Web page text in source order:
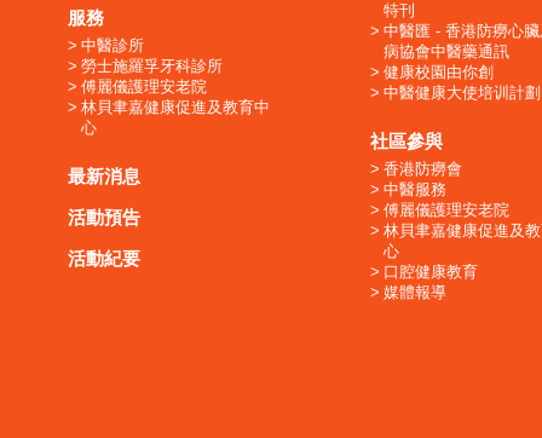
服務
中醫診所
勞士施羅孚牙科診所
傅麗儀護理安老院
林貝聿嘉健康促進及教育中
心
最新消息
活動預告
活動紀要
特刊
中醫匯 - 香港防癆心
病協會中醫藥通訊
健康校園由你創
中醫健康大使培训計劃
社區參與
香港防癆會
中醫服務
傅麗儀護理安老院
林貝聿嘉健康促進及
心
口腔健康教育
媒體報導